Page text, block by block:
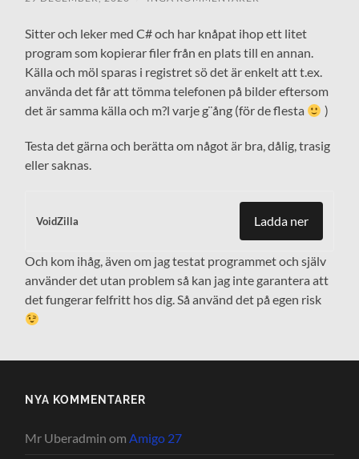
Sitter och leker med C# och har knåpat ihop ett litet
program som kopierar filer från en plats till en annan.
Källa och möl sparas i registret sö det är enkelt att t.ex.
använda det får att tömma telefonen på bilder eftersom
det är samma källa och m?l varje g¨ång (för de flesta
)
Testa det gärna och berätta om något är bra, dålig, trasig
eller saknas.
VoidZilla Ladda ner
Och kom ihåg, även om jag testat programmet och själv
använder det utan problem så kan jag inte garantera att
det fungerar felfritt hos dig. Så använd det på egen risk
NYA KOMMENTARER
Mr Uberadmin omAmigo 27